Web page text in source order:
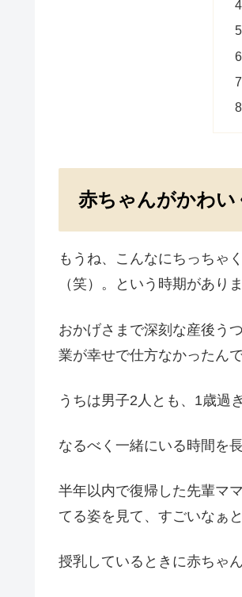
赤ちゃんがかわい
もうね、こんなにちっちゃ
（笑）。という時期があり
おかげさまで深刻な産後う
業が幸せで仕方なかったんで
うちは男子2人とも、1歳過
なるべく一緒にいる時間を
半年以内で復帰した先輩マ
てる姿を見て、すごいなぁ
授乳しているときに赤ちゃ